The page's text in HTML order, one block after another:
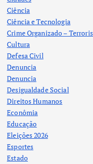
Ciência
Ciência e Tecnologia
Crime Organizado –
Cultura
Defesa Civil
Denuncia
Denuncia
Desigualdade Social
Direitos Humanos
Econômia
Educação
Eleições 2026
Esportes
Estado